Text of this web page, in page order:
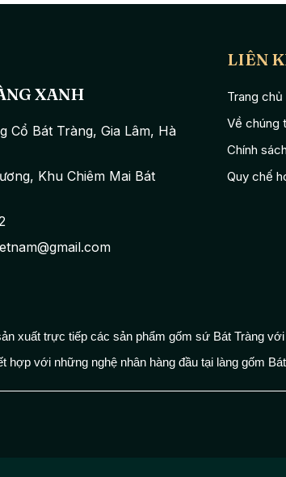
XANH
Cổ Bát Tràng, Gia Lâm, Hà
Khu Chiêm Mai Bát
LIÊN
Trang chủ
Về chúng
Chính
Quy chế
xuất trực tiếp các sản phẩm gốm sứ Bát Tràng
hợp với những nghệ nhân hàng đầu tại làng gốm